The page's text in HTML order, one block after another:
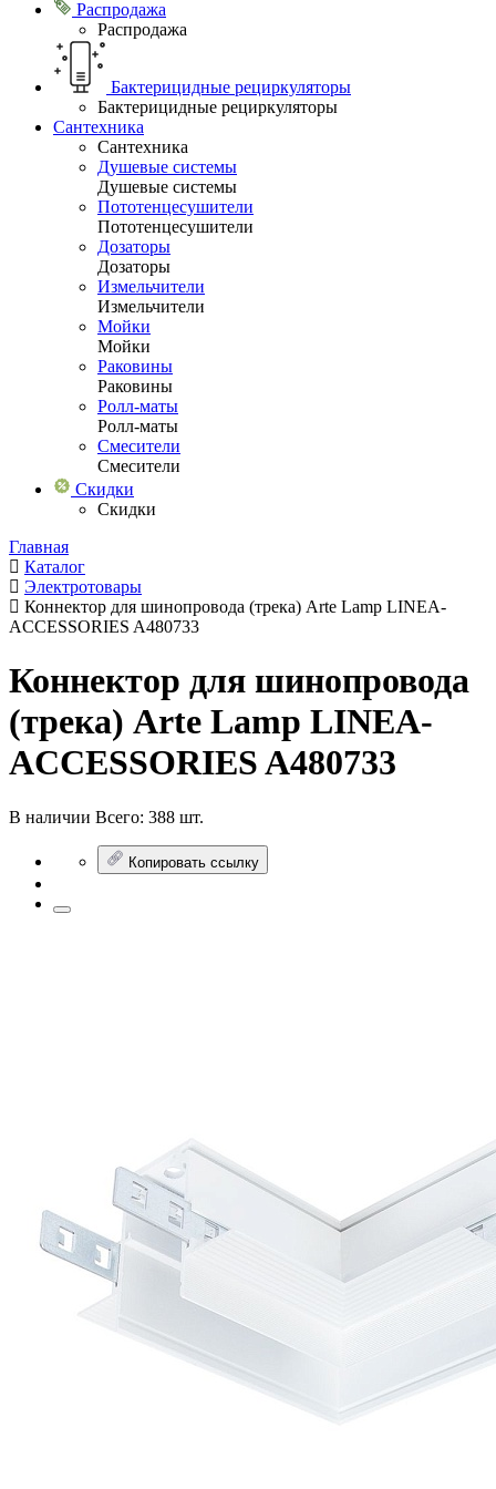
Распродажа
Распродажа
Бактерицидные рециркуляторы
Бактерицидные рециркуляторы
Сантехника
Сантехника
Душевые системы
Душевые системы
Пототенцесушители
Пототенцесушители
Дозаторы
Дозаторы
Измельчители
Измельчители
Мойки
Мойки
Раковины
Раковины
Ролл-маты
Ролл-маты
Смесители
Смесители
Скидки
Скидки
Главная
Каталог
Электротовары
Коннектор для шинопровода (трека) Arte Lamp LINEA-
ACCESSORIES A480733
Коннектор для шинопровода
(трека) Arte Lamp LINEA-
ACCESSORIES A480733
В наличии Всего: 388 шт.
Копировать ссылку